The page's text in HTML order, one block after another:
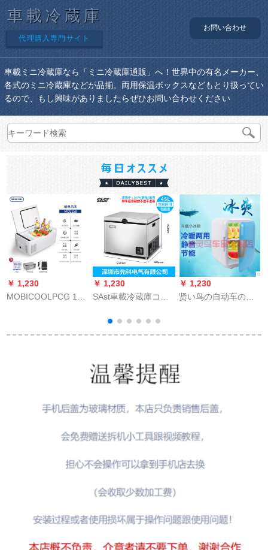
車載冷蔵庫
代理購入専門サイト
お問い合わせ
車載ミニ冷蔵庫なら「ミニ冷蔵庫通販」へ！世界中の有名メーカー、
各式のミニ冷蔵庫などが品揃。両用保温ボックスなどもとり扱ってい
るので、もし興味がありましたらぜひお問い合わせください
￥ 1,230
MOBICOOLPCG 15
蔵庫庫庫家兼用小冷
￥ 1,230
SAst車載冷蔵庫コー
家兼用12 V/24 V冷凍
小型冷蔵庫BD/BC-45
￥ 1,230
贤い鸟の自动车の冷
冷暖の小さい冷蔵の
の4リットの白い车の
します。